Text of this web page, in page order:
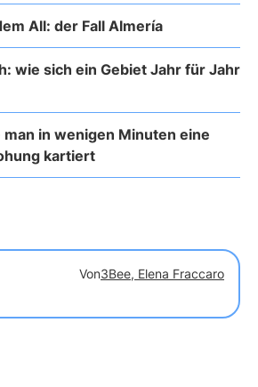
All: der Fall Almería
wie sich ein Gebiet Jahr für Jahr
in wenigen Minuten eine
kartiert
Von3Bee, Elena Fraccaro